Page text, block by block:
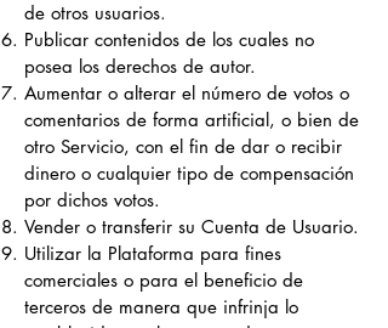
de otros usuarios.
Publicar contenidos de los cuales no
posea los derechos de autor.
Aumentar o alterar el número de votos o
comentarios de forma artificial, o bien de
otro Servicio, con el fin de dar o recibir
dinero o cualquier tipo de compensación
por dichos votos.
Vender o transferir su Cuenta de Usuario.
Utilizar la Plataforma para fines
comerciales o para el beneficio de
terceros de manera que infrinja lo